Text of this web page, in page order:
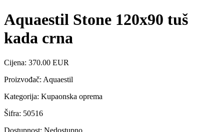
Aquaestil Stone 120x90 tuš
kada crna
Cijena: 370.00 EUR
Proizvođač: Aquaestil
Kategorija: Kupaonska oprema
Šifra: 50516
Dostupnost: Nedostupno